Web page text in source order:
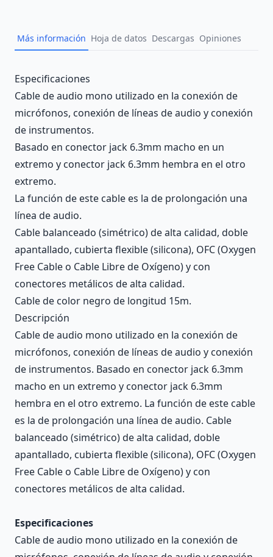
Más información Hoja de datos Descargas Opiniones
Description
Especificaciones
Cable de audio mono utilizado en la conexión de
micrófonos, conexión de líneas de audio y conexión
de instrumentos.
Basado en conector jack 6.3mm macho en un
extremo y conector jack 6.3mm hembra en el otro
extremo.
La función de este cable es la de prolongación una
línea de audio.
Cable balanceado (simétrico) de alta calidad, doble
apantallado, cubierta flexible (silicona), OFC (Oxygen
Free Cable o Cable Libre de Oxígeno) y con
conectores metálicos de alta calidad.
Cable de color negro de longitud 15m.
Descripción
Cable de audio mono utilizado en la conexión de
micrófonos, conexión de líneas de audio y conexión
de instrumentos. Basado en conector jack 6.3mm
macho en un extremo y conector jack 6.3mm
hembra en el otro extremo. La función de este cable
es la de prolongación una línea de audio. Cable
balanceado (simétrico) de alta calidad, doble
apantallado, cubierta flexible (silicona), OFC (Oxygen
Free Cable o Cable Libre de Oxígeno) y con
conectores metálicos de alta calidad.
Especificaciones
Cable de audio mono utilizado en la conexión de